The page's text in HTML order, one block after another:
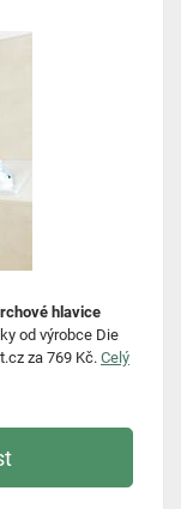
hlavice
od výrobce Die
za 769 Kč. Celý